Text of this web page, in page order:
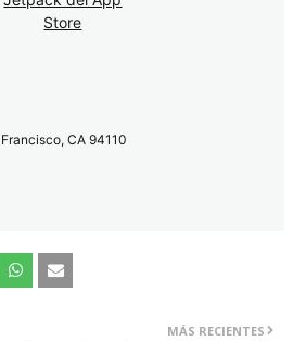
CA 94110
MÁS RECIENTES